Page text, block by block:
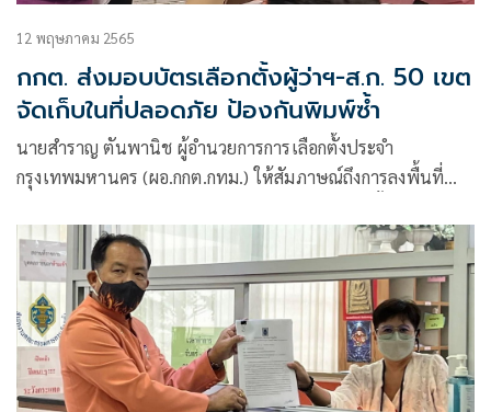
12 พฤษภาคม 2565
กกต. ส่งมอบบัตรเลือกตั้งผู้ว่าฯ-ส.ก. 50 เขต
จัดเก็บในที่ปลอดภัย ป้องกันพิมพ์ซ้ำ
นายสำราญ ตันพานิช ผู้อำนวยการการเลือกตั้งประจำ
กรุงเทพมหานคร (ผอ.กกต.กทม.) ให้สัมภาษณ์ถึงการลงพื้นที่
กรุงเทพมหานคร (ส.ก.) และผู้ว่ากรุงเทพมหานคร (ผู้ว่าฯกทม.)